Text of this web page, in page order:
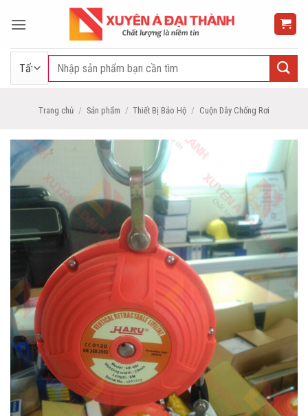
qua
Tìm
Trang chủ / Sản phẩm / Thiết Bị Bảo Hộ / Cuộn Dây Chống Rơi